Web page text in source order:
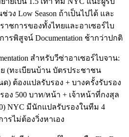
ง Low Season ถ้าเป็นไปได้ และ
าชการของทั้งไทยและอาเซอร์ไบ
รพิสูจน์ Documentation ช้ากว่าปกติ
สำหรับวีซ่าอาเซอร์ไบจาน:
ย (ทะเบียนบ้าน บัตรประชาชน
) ต้องแปลรับรอง + บางครั้งรับรอง
ง 500 บาท/หน้า + เจ้าหน้าที่กงสุล
NYC มีนักแปลรับรองในทีม 4
รไม่ต้องวิ่งหาเอง